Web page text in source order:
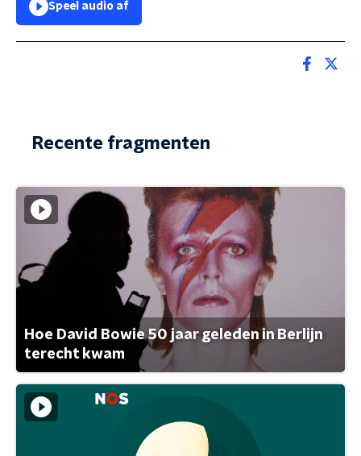
Speel audio af
Recente fragmenten
Hoe David Bowie 50 jaar geleden in Berlijn
terecht kwam